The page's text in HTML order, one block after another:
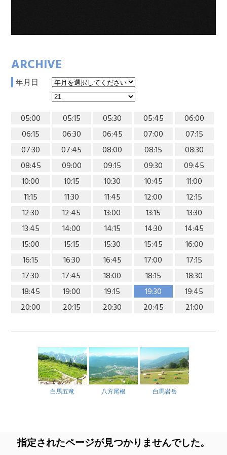
ARCHIVE
年月日
05:00 05:15 05:30 05:45
06:00
06:15
06:30 06:45 07:00
07:15
07:30
07:45 08:00 08:15
08:30
08:45
09:00 09:15 09:30
09:45
10:00
10:15 10:30 10:45
11:00
11:15
11:30 11:45 12:00
12:15
12:30
12:45 13:00 13:15
13:30
13:45
14:00 14:15 14:30
14:45
15:00
15:15 15:30 15:45
16:00
16:15
16:30 16:45 17:00
17:15
17:30
17:45 18:00 18:15
18:30
18:45
19:00 19:15 19:30
19:45
20:00
20:15 20:30 20:45 21:00
白馬五竜 八方尾根 白馬岩岳